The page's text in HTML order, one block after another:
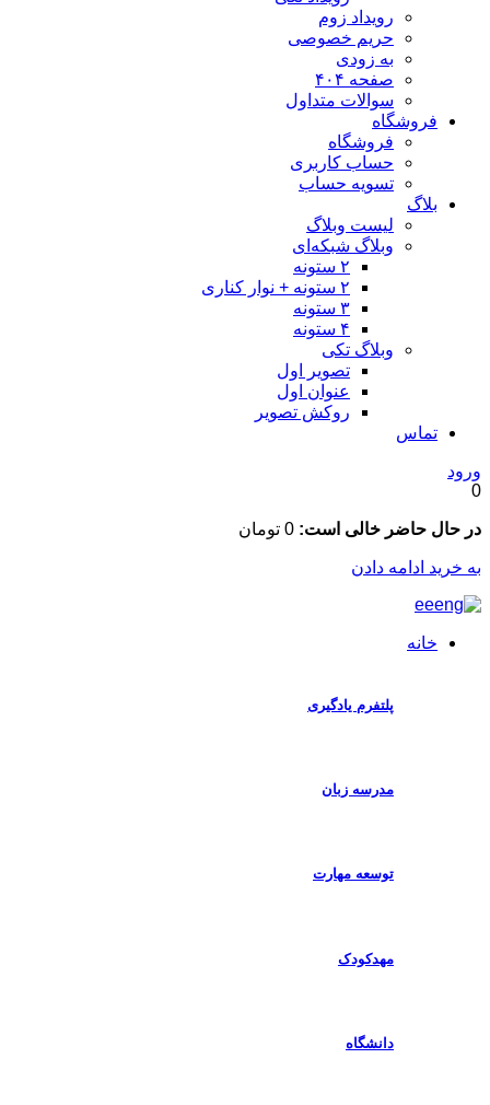
رویداد زوم
حریم خصوصی
به زودی
صفحه ۴۰۴
سوالات متداول
فروشگاه
فروشگاه
حساب کاربری
تسویه حساب
بلاگ
لیست وبلاگ
وبلاگ شبکه‌ای
وبلاگ تکی
تصویر اول
عنوان اول
روکش تصویر
تماس
حاضر خالی است: 0 تومان
ادامه دادن
خانه
پلتفرم یادگیری
مدرسه زبان
توسعه مهارت
مهدکودک
دانشگاه